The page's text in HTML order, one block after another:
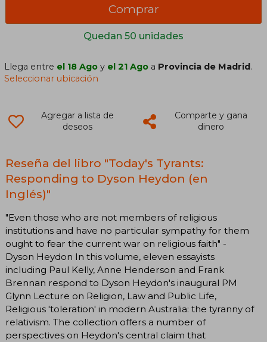
Quedan 50 unidades
Comprar
Llega entre el 18 Ago y el 21 Ago a Provincia de Madrid.
Seleccionar ubicación
Agregar a lista de
deseos
Comparte y gana
dinero
Reseña del libro "Today's Tyrants:
Responding to Dyson Heydon (en
Inglés)"
"Even those who are not members of religious
institutions and have no particular sympathy for them
ought to fear the current war on religious faith" -
Dyson Heydon In this volume, eleven essayists
including Paul Kelly, Anne Henderson and Frank
Brennan respond to Dyson Heydon's inaugural PM
Glynn Lecture on Religion, Law and Public Life,
Religious 'toleration' in modern Australia: the tyranny of
relativism. The collection offers a number of
perspectives on Heydon's central claim that